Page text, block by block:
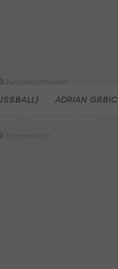
ADRIAN GRBIC